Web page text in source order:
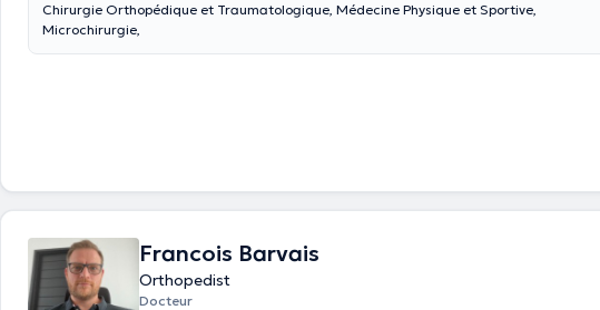
Chirurgie Orthopédique et Traumatologique, Médecine Physique et Sportive,
Microchirurgie,
Francois Barvais
Orthopedist
Docteur